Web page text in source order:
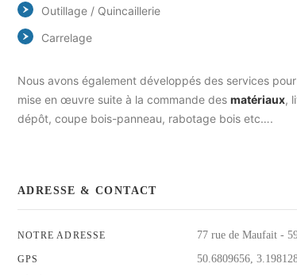
Outillage / Quincaillerie
Carrelage
Nous avons également développés des services
mise en œuvre suite à la commande des matériaux,
dépôt, coupe bois-panneau, rabotage bois etc….
ADRESSE & CONTACT
NOTRE ADRESSE 77 rue de Maufait -
GPS 50.6809656,